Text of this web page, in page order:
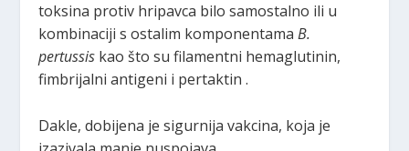
toksina protiv hripavca bilo samostalno ili u
kombinaciji s ostalim komponentamaB.
pertussis kao što su filamentni hemaglutinin,
fimbrijalni antigeni i pertaktin .
Dakle, dobijena je sigurnija vakcina, koja je